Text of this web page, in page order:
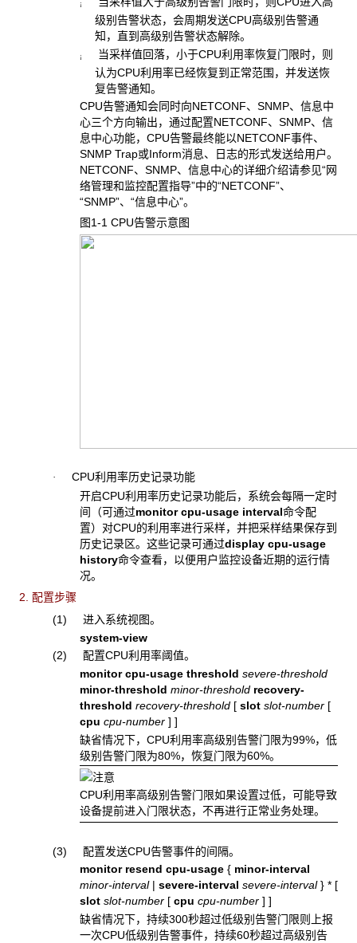
¡
级别告警状态，会周期发送CPU高级别告警通
知，直到高级别告警状态解除。
¡
当采样值回落，小于CPU利用率恢复门限时，则
认为CPU利用率已经恢复到正常范围，并发送恢
复告警通知。
CPU告警通知会同时向NETCONF、SNMP、信息中
心三个方向输出，通过配置NETCONF、SNMP、信
息中心功能，CPU告警最终能以NETCONF事件、
SNMP Trap或Inform消息、日志的形式发送给用户。
NETCONF、SNMP、信息中心的详细介绍请参见“网
络管理和监控配置指导”中的“NETCONF”、
“SNMP”、“信息中心”。
图1-1 CPU告警示意图
· CPU利用率历史记录功能
开启CPU利用率历史记录功能后，系统会每隔一定时
间（可通过monitor cpu-usage interval命令配
置）对CPU的利用率进行采样，并把采样结果保存到
历史记录区。这些记录可通过display cpu-usage
history命令查看，以便用户监控设备近期的运行情
况。
2. 配置步骤
(1) 进入系统视图。
system-view
(2) 配置CPU利用率阈值。
monitor cpu-usage threshold severe-threshold
minor-threshold minor-threshold recovery-
threshold recovery-threshold[ slot slot-number [
cpu cpu-number ] ]
缺省情况下，CPU利用率高级别告警门限为99%，低
级别告警门限为80%，恢复门限为60%。
CPU利用率高级别告警门限如果设置过低，可能导致
设备提前进入门限状态，不再进行正常业务处理。
(3) 配置发送CPU告警事件的间隔。
monitor resend cpu-usage {minor-interval
minor-interval| severe-interval severe-interval } * [
slot slot-number [cpu cpu-number ] ]
缺省情况下，持续300秒超过低级别告警门限则上报
一次CPU低级别告警事件，持续60秒超过高级别告